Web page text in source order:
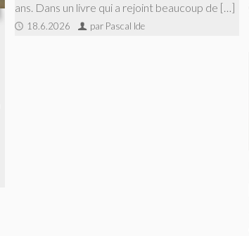
ans. Dans un livre qui a rejoint beaucoup de […]
18.6.2026 par Pascal Ide